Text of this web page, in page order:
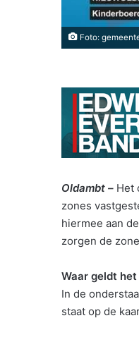
Foto:
Oldambt – Het
zones
hiermee aan
zorgen de
Waar geldt
In de
staat op de